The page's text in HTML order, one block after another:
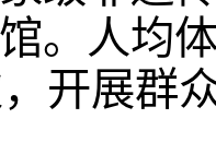
。人均
开展群